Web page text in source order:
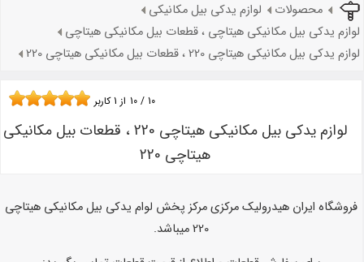
محصولات
لوازم یدکی بیل مکانیکی
لوازم یدکی بیل مکانیکی هیتاچی ، قطعات بیل مکانیکی هیتاچی
لوازم یدکی بیل مکانیکی هیتاچی 220 ، قطعات بیل مکانیکی هیتاچی 220
لوازم یدکی بیل مکانیکی هیتاچی 220 ، قطعات بیل مکانیکی
هیتاچی 220
10 / 10 از 1کاربر
فروشگاه ایران هیدرولیک مرکزی مرکز پخش لوام یدکی بیل مکانیکی هیتاچی
220 میباشد.